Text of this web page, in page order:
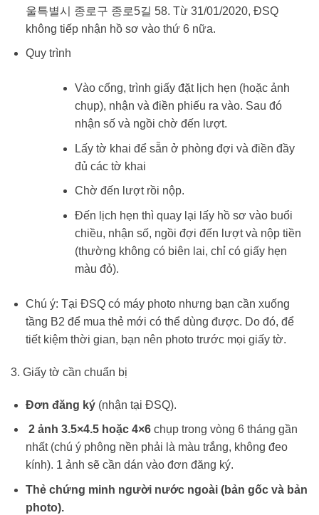
울특별시 종로구 종로5길 58. Từ 31/01/2020, ĐSQ
không tiếp nhận hồ sơ vào thứ 6 nữa.
Quy trình
Vào cổng, trình giấy đặt lịch hẹn (hoặc ảnh
chụp), nhận và điền phiếu ra vào. Sau đó
nhận số và ngồi chờ đến lượt.
Lấy tờ khai để sẵn ở phòng đợi và điền đầy
đủ các tờ khai
Chờ đến lượt rồi nộp.
Đến lịch hẹn thì quay lại lấy hồ sơ vào buổi
chiều, nhận số, ngồi đợi đến lượt và nộp tiền
(thường không có biên lai, chỉ có giấy hẹn
màu đỏ).
Chú ý: Tại ĐSQ có máy photo nhưng bạn cần xuống
tầng B2 để mua thẻ mới có thể dùng được. Do đó, để
tiết kiệm thời gian, bạn nên photo trước mọi giấy tờ.
3. Giấy tờ cần chuẩn bị
Đơn đăng ký(nhận tại ĐSQ).
2 ảnh 3.5×4.5 hoặc 4×6chụp trong vòng 6 tháng gần
nhất (chú ý phông nền phải là màu trắng, không đeo
kính). 1 ảnh sẽ cần dán vào đơn đăng ký.
Thẻ chứng minh người nước ngoài (bản gốc và bản
photo).